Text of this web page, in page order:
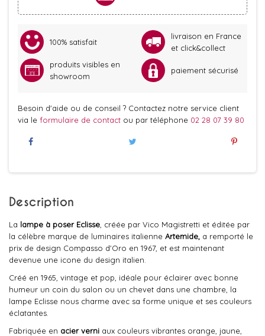
100% satisfait
livraison en France
et click&collect
produits visibles en
showroom
paiement sécurisé
Besoin d'aide ou de conseil ? Contactez notre service client
via le formulaire de contact ou par téléphone 02 28 07 39 80
Description
La lampe à poser Eclisse , créée par Vico Magistretti et éditée par
la célèbre marque de luminaires italienne Artemide, a remporté le
prix de design Compasso d'Oro en 1967, et est maintenant
devenue une icone du design italien.
Créé en 1965, vintage et pop, idéale pour éclairer avec bonne
humeur un coin du salon ou un chevet dans une chambre, la
lampe Eclisse nous charme avec sa forme unique et ses couleurs
éclatantes.
Fabriquée en acier verni aux couleurs vibrantes orange, jaune,